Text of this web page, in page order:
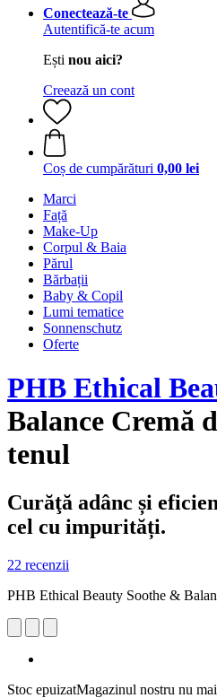
Conectează-te
Autentifică-te acum
Ești nou aici?
Creează un cont
Coș de cumpărături 0,00 lei
Marci
Față
Make-Up
Corpul & Baia
Părul
Bărbații
Baby & Copil
Lumi tematice
Sonnenschutz
Oferte
PHB Ethical
Balance Cremă
tenul
Curăţă adânc și
cel cu impurități.
22 recenzii
PHB Ethical Beauty Soothe &
Stoc epuizatMagazinul nostru nu